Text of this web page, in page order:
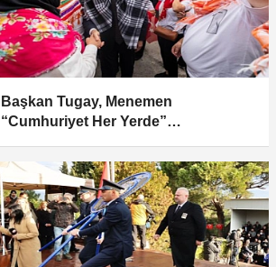
Başkan Tugay, Menemen
“Cumhuriyet Her Yerde”